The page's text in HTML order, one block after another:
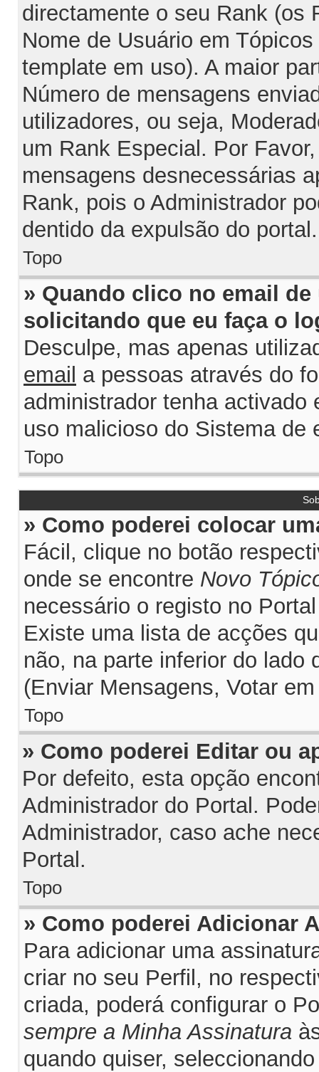
directamente o seu Rank (os
Nome de Usuário em
template em uso). A maior
Número de mensagens
utilizadores, ou seja,
um Rank Especial. Por
mensagens desnecessárias
Rank, pois o Administrador
dentido da expulsão do portal.
Topo
» Quando clico no email
solicitando que eu faça o
Desculpe, mas apenas
email a pessoas através do
administrador tenha
uso malicioso do Sistema de
Topo
» Como poderei colocar
Fácil, clique no botão
onde se encontre Novo
necessário o registo no
Existe uma lista de acções
não, na parte inferior do lado
(Enviar Mensagens, Votar
Topo
» Como poderei Editar ou
Por defeito, esta opção
Administrador do Portal.
Administrador, caso ache
Portal.
Topo
» Como poderei Adicionar
Para adicionar uma
criar no seu Perfil, no
criada, poderá configurar o
sempre a Minha Assinatura
quando quiser, seleccionando